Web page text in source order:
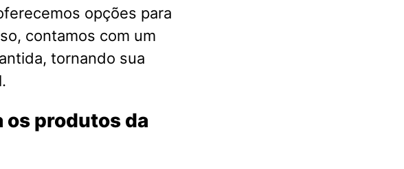
opções para
contamos com um
tornando sua
os produtos da